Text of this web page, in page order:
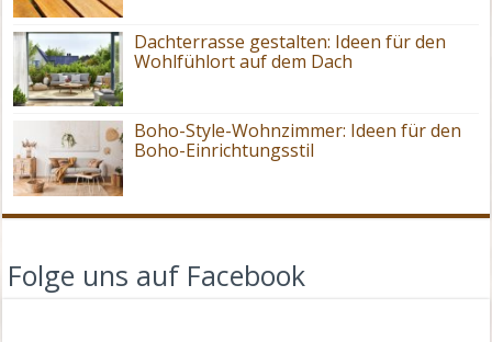
Dachterrasse gestalten: Ideen für den
Wohlfühlort auf dem Dach
Boho-Style-Wohnzimmer: Ideen für den
Boho-Einrichtungsstil
Folge uns auf Facebook